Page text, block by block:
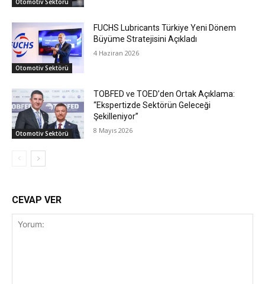
Otomotiv Sektörü
Otomotiv Sektörü
FUCHS Lubricants Türkiye Yeni Dönem
Büyüme Stratejisini Açıkladı
4 Haziran 2026
Otomotiv Sektörü
TOBFED ve TOED’den Ortak Açıklama:
“Ekspertizde Sektörün Geleceği
Şekilleniyor”
8 Mayıs 2026
CEVAP VER